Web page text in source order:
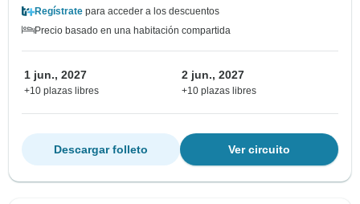
Regístrate para acceder a los descuentos
Precio basado en una habitación compartida
1 jun., 2027
+10 plazas libres
2 jun., 2027
+10 plazas libres
Ver circuito
Descargar folleto